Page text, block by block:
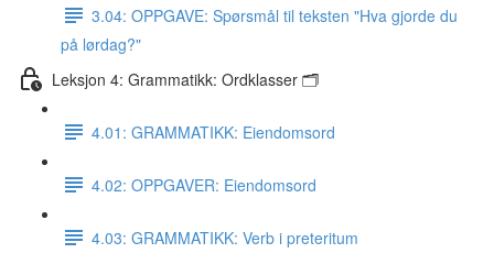
3.04: OPPGAVE: Spørsmål til teksten "Hva gjorde du
på lørdag?"
Leksjon 4: Grammatikk: Ordklasser 🗂
4.01: GRAMMATIKK: Eiendomsord
4.02: OPPGAVER: Eiendomsord
4.03: GRAMMATIKK: Verb i preteritum